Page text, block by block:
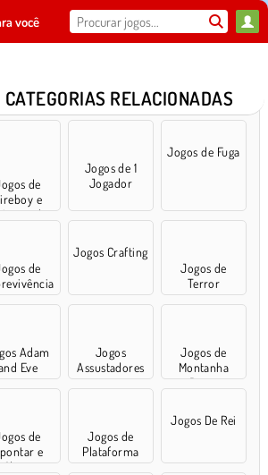
você
CATEGORIAS RELACIONADAS
de
e
Jogos de 1
Jogador
Jogos de Fuga
de
Jogos Crafting
Jogos de
Terror
Adam
Eve
Jogos
Assustadores
Jogos de
Montanha
Russa
de
e
Clicar
Jogos de
Plataforma
Jogos De Rei